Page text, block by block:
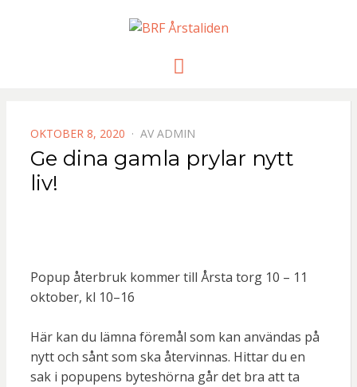
BRF
PUBLICERAD
DEN
OKTOBER 8, 2020 AV ADMIN
Ge dina gamla prylar nytt
liv!
Popup återbruk kommer till Årsta torg 10 – 11
oktober, kl 10–16
Här kan du lämna föremål som kan användas på
nytt och sånt som ska återvinnas. Hittar du en
sak i popupens byteshörna går det bra att ta